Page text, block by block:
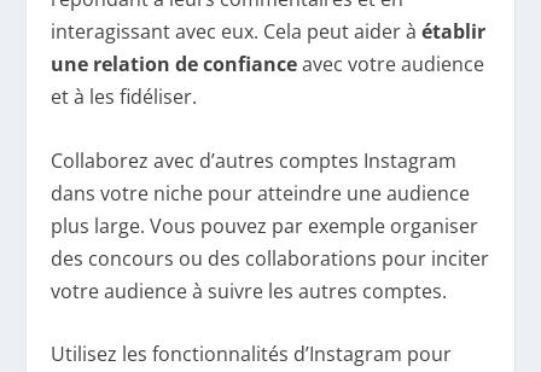
interagissant avec eux. Cela peut aider àétablir
une relation de confianceavec votre audience
et à les fidéliser.
Collaborez avec d’autres comptes Instagram
dans votre niche pour atteindre une audience
plus large. Vous pouvez par exemple organiser
des concours ou des collaborations pour inciter
votre audience à suivre les autres comptes.
Utilisez les fonctionnalités d’Instagram pour